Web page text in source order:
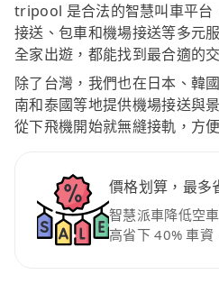
tripool 是合法的智慧叫車平台
接送、包車和機場接送等多元
全家出遊，都能找到最合適的
除了台灣，我們也在日本、韓
南和泰國等地提供機場接送與
從下飛機開始就無縫接軌，方
價格划算，最多
智慧派車降低空
高省下 40% 車資